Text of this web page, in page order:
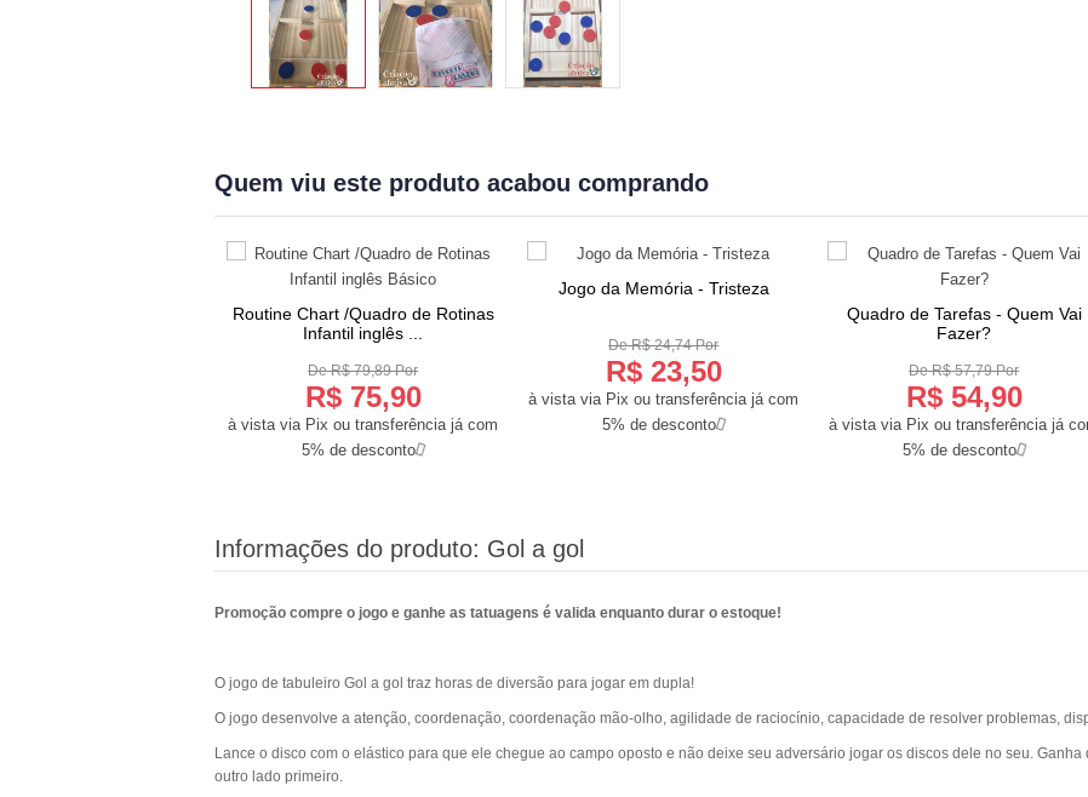
Quem viu este produto acabou comprando
COMPRAR
Routine Chart /Quadro de Rotinas
Infantil inglês ...
De R$ 79,89 Por
R$ 75,90
à vista via Pix ou transferência já com
5% de desconto
Jogo da Memória - Tristeza
De R$ 24,74 Por
R$ 23,50
à vista via Pix ou transferência já com
5% de desconto
COMPRAR
Quadro de Tarefas - Quem Vai
Fazer?
De R$ 57,79 Por
R$ 54,90
à vista via Pix ou transferência já
5% de desconto
Informações do produto: Gol a gol
Promoção compre o jogo e ganhe as tatuagens é valida enquanto durar o estoque!
O jogo de tabuleiro Gol a gol traz horas de diversão para jogar em dupla!
O jogo desenvolve a atenção, coordenação, coordenação mão-olho, agilidade de raciocínio, capacidade de resolver problemas,
Lance o disco com o elástico para que ele chegue ao campo oposto e não deixe seu adversário jogar os discos dele no seu.
outro lado primeiro.